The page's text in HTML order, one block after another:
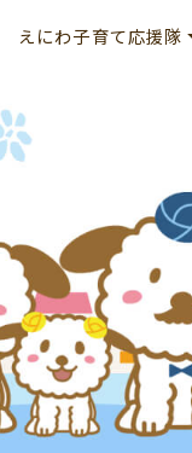
えにわ子育て応援隊